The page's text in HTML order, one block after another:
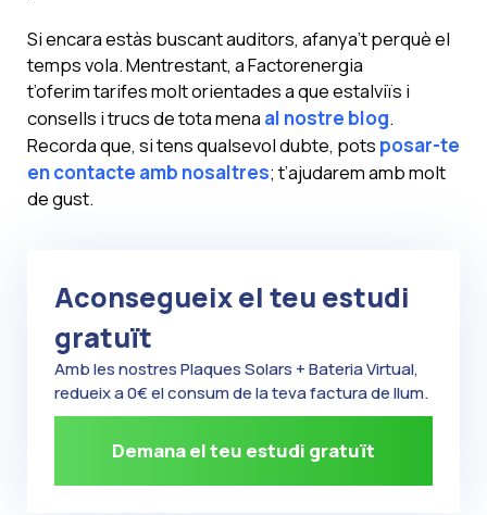
Si encara estàs buscant auditors, afanya’t perquè el
temps vola. Mentrestant, a Factorenergia
t’oferim tarifes molt orientades a que estalviïs i
consells i trucs de tota mena al nostre blog.
Recorda que, si tens qualsevol dubte, pots posar-te
en contacte amb nosaltres; t’ajudarem amb molt
de gust.
Aconsegueix el teu estudi
gratuït
Amb les nostres Plaques Solars + Bateria Virtual,
redueix a 0€ el consum de la teva factura de llum.
Demana el teu estudi gratuït